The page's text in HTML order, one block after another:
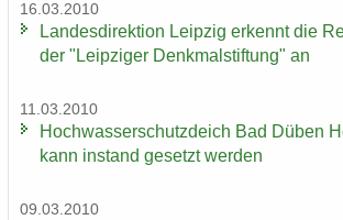
16.03.2010
Lan­des­di­rek­ti­on Leip­zig er­kennt die
der "Leip­zi­ger Denk­mal­stif­tung" an
11.03.2010
Hoch­was­ser­schutz­deich Bad Düben
kann in­stand ge­setzt wer­den
09.03.2010